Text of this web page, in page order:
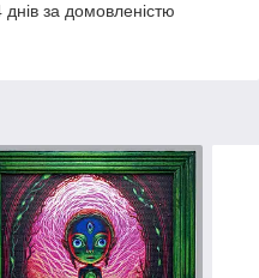
за домовленістю